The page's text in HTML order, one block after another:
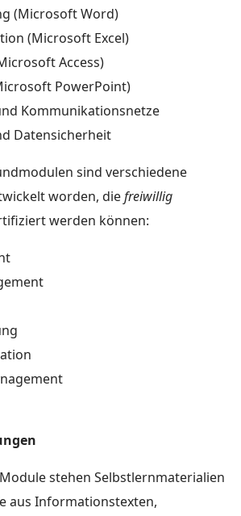
(Microsoft Word)
(Microsoft Excel)
Access)
PowerPoint)
Kommunikationsnetze
Datensicherheit
sind verschiedene
worden, diefreiwillig
werden können:
stehen Selbstlernmaterialien
aus Informationstexten,